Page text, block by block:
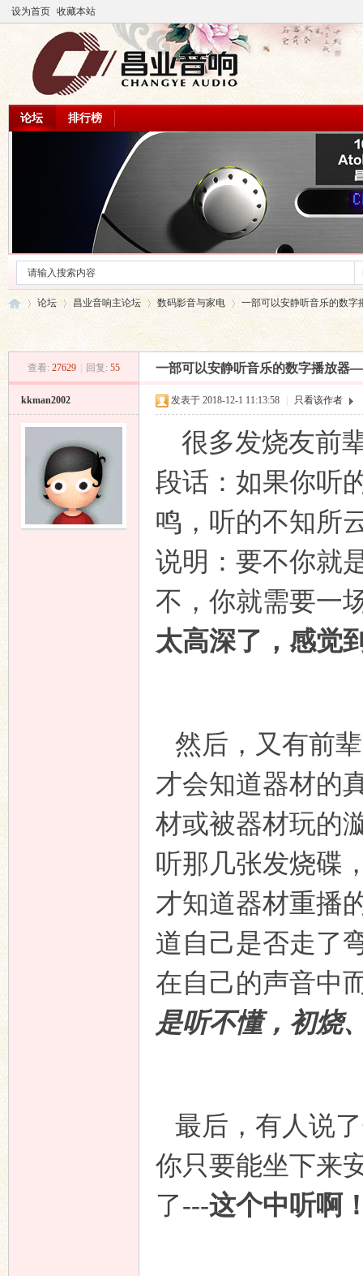
设为首页 收藏本站
论坛 排行榜
论坛
›
昌业音响主论坛 数码影音与家电
›
一部可以安静听音乐的数字
查看: 27629 回复: 55 一部可以安静听音乐的数字播放器
kkman2002 发表于 2018-12-1 11:13:58 只看该作者
很多发烧友前
段话：如果你听
鸣，听的不知所
说明：要不你就
不，你就需要一
太高深了，感觉
然后，又有前
才会知道器材的
材或被器材玩的
听那几张发烧碟
才知道器材重播
道自己是否走了
在自己的声音中
是听不懂，初烧
最后，有人说
你只要能坐下来
了---这个中听啊